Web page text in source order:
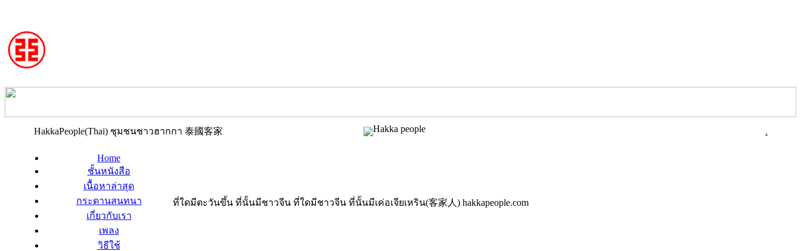
HakkaPeople(Thai) ชุมชนชาวฮากกา 泰國客家 .
Home
ชั้นหนังสือ
เนื้อหาล่าสุด
กระดานสนทนา
เกี่ยวกับเรา
เพลง
วิธีใช้
ที่ใดมีตะวันขึ้น ที่นั้นมีชาวจีน ที่ใดมีชาวจีน ที่นั้นมีเค่อเจียเหริน(客家人) hakkapeople.com